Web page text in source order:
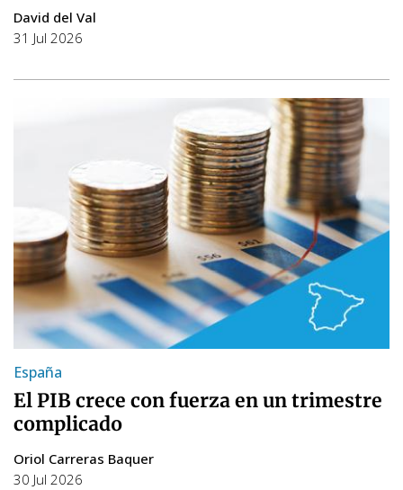
David del Val
31 Jul 2026
España
El PIB crece con fuerza en un trimestre
complicado
Oriol Carreras Baquer
30 Jul 2026